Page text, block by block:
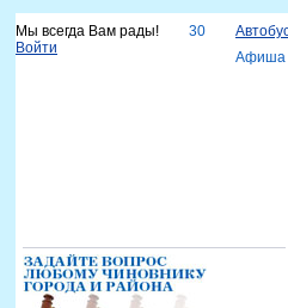
Мы всегда Вам рады!
Войти
30
Афиша